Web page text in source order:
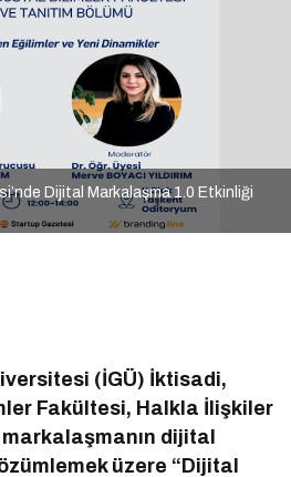
Dijital Markalaşma 1.0 Etkinliği
(İGÜ) İktisadi,
Fakültesi, Halkla İlişkiler
markalaşmanın dijital
üzere “Dijital